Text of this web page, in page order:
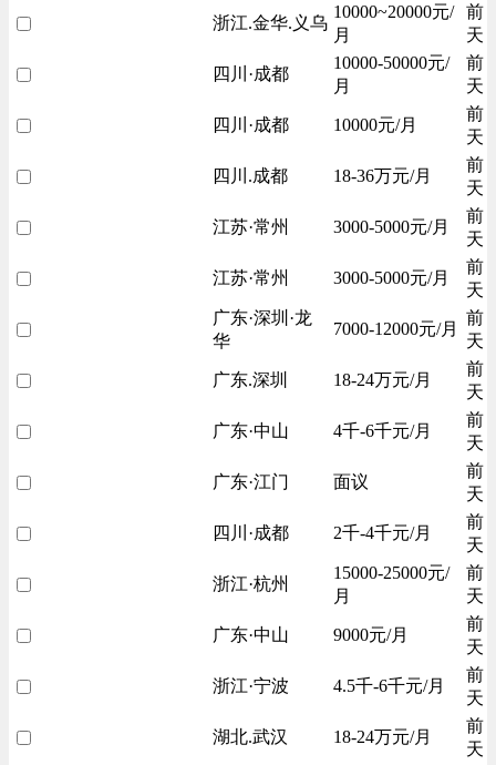
浙江.金华.义乌
10000~20000元/
月
前
天
四川·成都
10000-50000元/
月
前
天
四川·成都 10000元/月
前
天
四川.成都 18-36万元/月
前
天
江苏·常州 3000-5000元/月
前
天
江苏·常州 3000-5000元/月
前
天
广东·深圳·龙
华
7000-12000元/月
前
天
广东.深圳 18-24万元/月
前
天
广东·中山 4千-6千元/月
前
天
广东·江门 面议
前
天
四川·成都 2千-4千元/月
前
天
浙江·杭州
15000-25000元/
月
前
天
广东·中山 9000元/月
前
天
浙江·宁波 4.5千-6千元/月
前
天
湖北.武汉 18-24万元/月
前
天